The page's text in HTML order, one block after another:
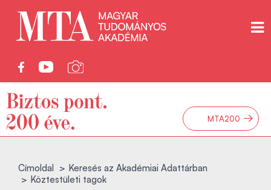
MTA200 →
Címoldal
Keresés az Akadémiai Adattárban
Köztestületi tagok